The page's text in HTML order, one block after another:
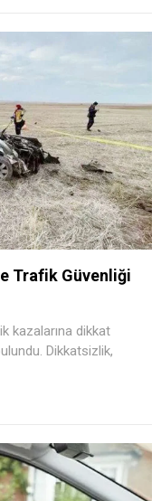
Trafik Güvenliği
kazalarına dikkat
Dikkatsizlik,